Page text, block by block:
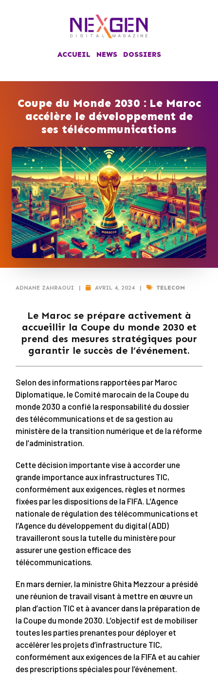
ACCUEIL NEWS DOSSIERS
Coupe du Monde 2030 : Le Maroc
accélère le développement de
ses télécommunications
ADNANE ZAHRAOUI | AVRIL 4, 2024 | TELECOM
Le Maroc se prépare activement à
accueillir la Coupe du monde 2030 et
prend des mesures stratégiques pour
garantir le succès de l’événement.
Selon des informations rapportées par Maroc
Diplomatique, le Comité marocain de la Coupe du
monde 2030 a confié la responsabilité du dossier
des télécommunications et de sa gestion au
ministère de la transition numérique et de la réforme
de l’administration.
Cette décision importante vise à accorder une
grande importance aux infrastructures TIC,
conformément aux exigences, règles et normes
fixées par les dispositions de la FIFA. L’Agence
nationale de régulation des télécommunications et
l’Agence du développement du digital (ADD)
travailleront sous la tutelle du ministère pour
assurer une gestion efficace des
télécommunications.
En mars dernier, la ministre Ghita Mezzour a présidé
une réunion de travail visant à mettre en œuvre un
plan d’action TIC et à avancer dans la préparation de
la Coupe du monde 2030. L’objectif est de mobiliser
toutes les parties prenantes pour déployer et
accélérer les projets d’infrastructure TIC,
conformément aux exigences de la FIFA et au cahier
des prescriptions spéciales pour l’événement.